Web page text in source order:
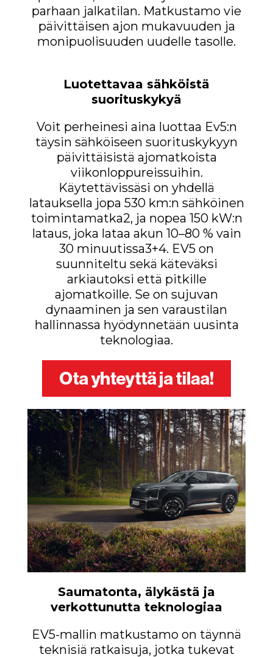
parhaan jalkatilan. Matkustamo vie
päivittäisen ajon mukavuuden ja
monipuolisuuden uudelle tasolle.
Luotettavaa sähköistä
suorituskykyä
Voit perheinesi aina luottaa Ev5:n
täysin sähköiseen suorituskykyyn
päivittäisistä ajomatkoista
viikonloppureissuihin.
Käytettävissäsi on yhdellä
latauksella jopa 530 km:n sähköinen
toimintamatka2, ja nopea 150 kW:n
lataus, joka lataa akun 10–80 % vain
30 minuutissa3+4. EV5 on
suunniteltu sekä käteväksi
arkiautoksi että pitkille
ajomatkoille. Se on sujuvan
dynaaminen ja sen varaustilan
hallinnassa hyödynnetään uusinta
teknologiaa.
Saumatonta, älykästä ja
verkottunutta teknologiaa
EV5-mallin matkustamo on täynnä
teknisiä ratkaisuja, jotka tukevat